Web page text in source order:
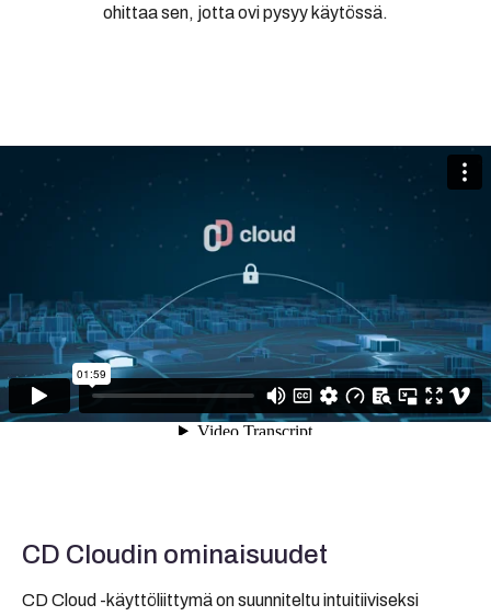
ohittaa sen, jotta ovi pysyy käytössä.
CD Cloudin ominaisuudet
CD Cloud -käyttöliittymä on suunniteltu intuitiiviseksi